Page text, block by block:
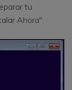
tu
Ahora".